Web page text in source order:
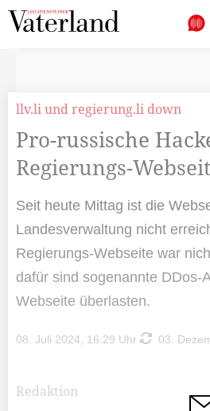
llv.li und regierung.li down
Pro-russische
Regierungs-
Seit heute Mittag ist die
Landesverwaltung nicht
Regierungs-Webseite war
dafür sind sogenannte DDos-
Webseite überlasten.
08. Juli 2024, 16:29 Uhr 03.
Redaktion